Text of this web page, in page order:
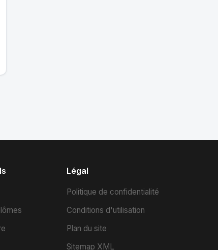
Légal
Politique de confidentialité
Conditions d'utilisation
Plan du site
Sitemap XML